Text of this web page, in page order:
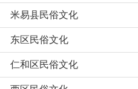
米易县民俗文化
东区民俗文化
仁和区民俗文化